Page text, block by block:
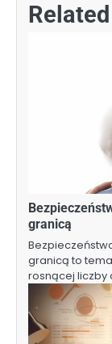
granicą
granicą to
rosnącej